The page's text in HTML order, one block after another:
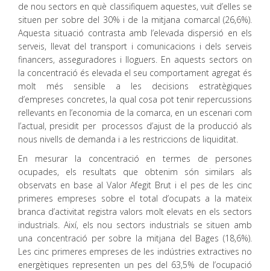
de nou sectors en què classifiquem aquestes, vuit d’elles se
situen per sobre del 30% i de la mitjana comarcal (26,6%).
Aquesta situació contrasta amb l’elevada dispersió en els
serveis, llevat del transport i comunicacions i dels serveis
financers, asseguradores i lloguers. En aquests sectors on
la concentració és elevada el seu comportament agregat és
molt més sensible a les decisions estratègiques
d’empreses concretes, la qual cosa pot tenir repercussions
rellevants en l’economia de la comarca, en un escenari com
l’actual, presidit per processos d’ajust de la producció als
nous nivells de demanda i a les restriccions de liquiditat.
En mesurar la concentració en termes de persones
ocupades, els resultats que obtenim són similars als
observats en base al Valor Afegit Brut i el pes de les cinc
primeres empreses sobre el total d’ocupats a la mateix
branca d’activitat registra valors molt elevats en els sectors
industrials. Així, els nou sectors industrials se situen amb
una concentració per sobre la mitjana del Bages (18,6%).
Les cinc primeres empreses de les indústries extractives no
energètiques representen un pes del 63,5% de l’ocupació